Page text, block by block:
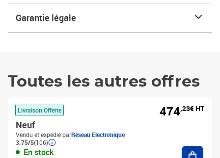
Garantie légale
Toutes les autres offres
Livraison Offerte
Neuf
Vendu et expédié parRéseau Electronique
3.75/5(106)
En stock
474,23€ HT